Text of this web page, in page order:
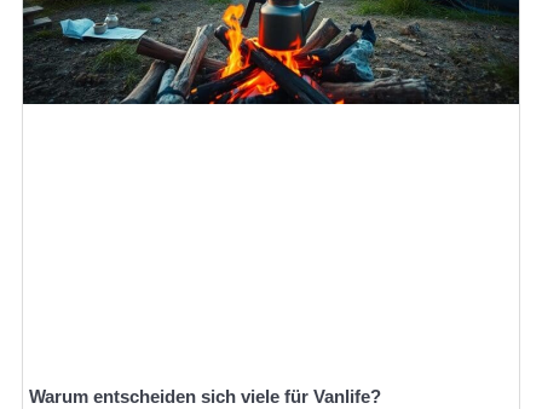
Warum entscheiden sich viele für Vanlife?